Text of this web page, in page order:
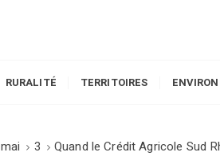
RURALITÉ TERRITOIRES
mai 3 Quand le Crédit Agricole Sud